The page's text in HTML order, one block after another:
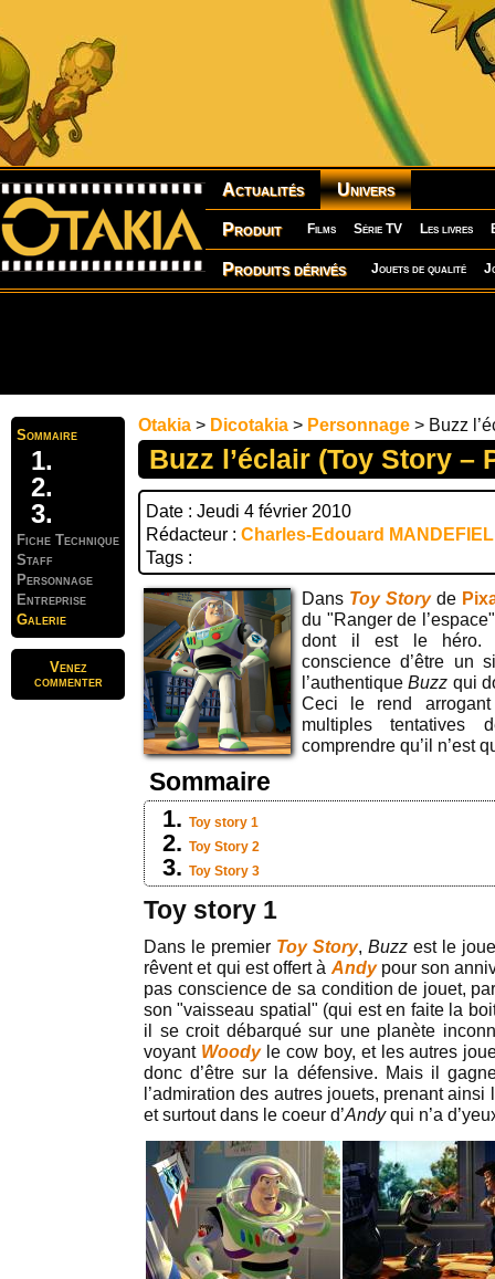
Actualités Univers
Produit Films Série TV Les livres
Produits dérivés Jouets de qualité
Sommaire
Fiche Technique
Staff
Personnage
Entreprise
Galerie
Venez
commenter
Otakia > Dicotakia > Personnage > Buzz
Buzz l’éclair (Toy Story –
Date : Jeudi 4 février 2010
Rédacteur : Charles-Edouard
Tags :
Dans Toy Storyde
du "Ranger de
dont il est le héro.
conscience d’être un
l’authentiqueBuzz qui
Ceci le rend
multiples tentatives
comprendre qu’il n’est
Sommaire
Toy story 1
Toy Story 2
Toy Story 3
Toy story 1
Dans le premier Toy Story, Buzz est le
rêvent et qui est offert à Andypour son
pas conscience de sa condition de jouet,
son "vaisseau spatial" (qui est en faite la
il se croit débarqué sur une planète
voyant Woodyle cow boy, et les autres
donc d’être sur la défensive. Mais il
l’admiration des autres jouets, prenant
et surtout dans le coeur d’Andyqui n’a